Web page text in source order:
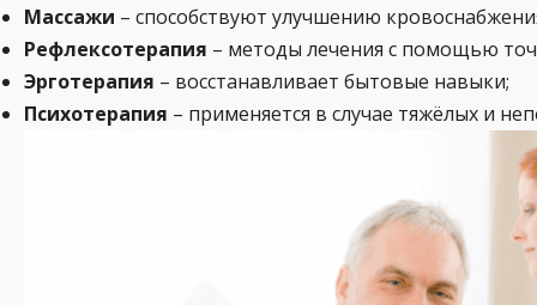
Массажи – способствуют улучшению
Рефлексотерапия – методы лечения с помощью
Эрготерапия – восстанавливает бытовые навыки;
Психотерапия – применяется в случае тяжёлых и